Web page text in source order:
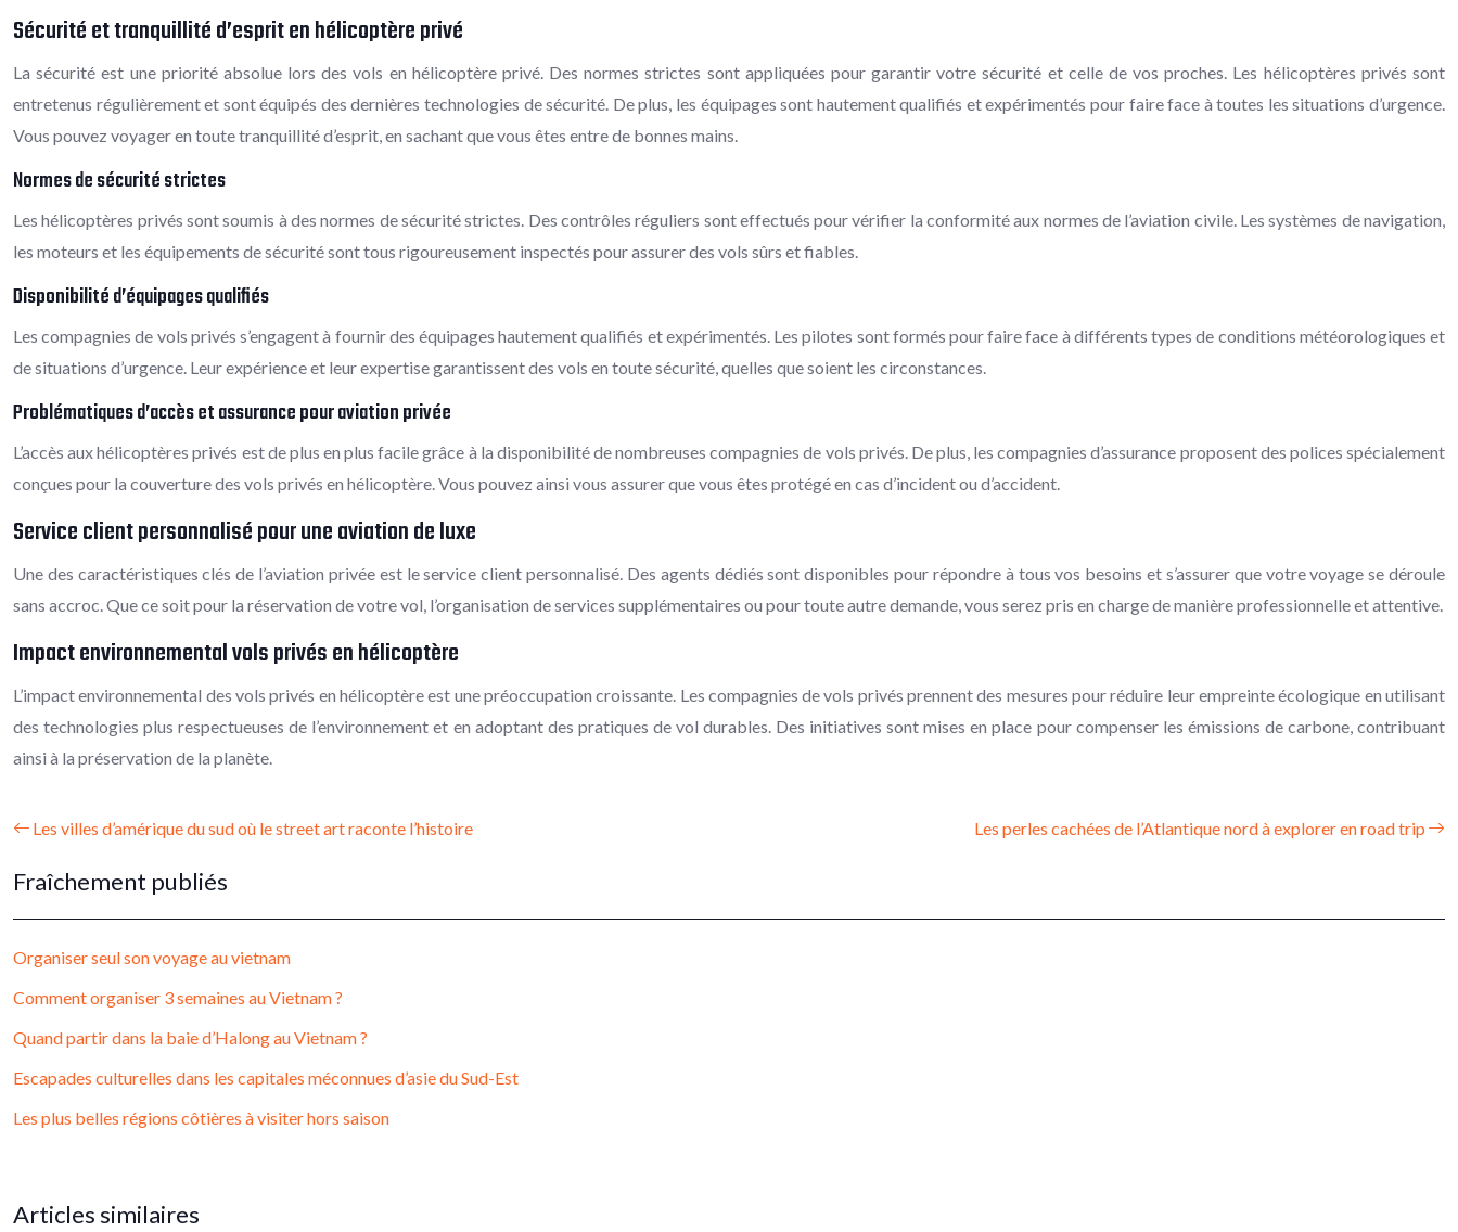
Sécurité et tranquillité d’esprit en hélicoptère privé
La sécurité est une priorité absolue lors des vols en hélicoptère privé. Des normes strictes sont appliquées pour garantir votre sécurité et celle de vos proches. Les hélicoptères privés sont
entretenus régulièrement et sont équipés des dernières technologies de sécurité. De plus, les équipages sont hautement qualifiés et expérimentés pour faire face à toutes les situations d’urgence.
Vous pouvez voyager en toute tranquillité d’esprit, en sachant que vous êtes entre de bonnes mains.
Normes de sécurité strictes
Les hélicoptères privés sont soumis à des normes de sécurité strictes. Des contrôles réguliers sont effectués pour vérifier la conformité aux normes de l’aviation civile. Les systèmes de navigation,
les moteurs et les équipements de sécurité sont tous rigoureusement inspectés pour assurer des vols sûrs et fiables.
Disponibilité d’équipages qualifiés
Les compagnies de vols privés s’engagent à fournir des équipages hautement qualifiés et expérimentés. Les pilotes sont formés pour faire face à différents types de conditions météorologiques et
de situations d’urgence. Leur expérience et leur expertise garantissent des vols en toute sécurité, quelles que soient les circonstances.
Problématiques d’accès et assurance pour aviation privée
L’accès aux hélicoptères privés est de plus en plus facile grâce à la disponibilité de nombreuses compagnies de vols privés. De plus, les compagnies d’assurance proposent des polices spécialement
conçues pour la couverture des vols privés en hélicoptère. Vous pouvez ainsi vous assurer que vous êtes protégé en cas d’incident ou d’accident.
Service client personnalisé pour une aviation de luxe
Une des caractéristiques clés de l’aviation privée est le service client personnalisé. Des agents dédiés sont disponibles pour répondre à tous vos besoins et s’assurer que votre voyage se déroule
sans accroc. Que ce soit pour la réservation de votre vol, l’organisation de services supplémentaires ou pour toute autre demande, vous serez pris en charge de manière professionnelle et attentive.
Impact environnemental vols privés en hélicoptère
L’impact environnemental des vols privés en hélicoptère est une préoccupation croissante. Les compagnies de vols privés prennent des mesures pour réduire leur empreinte écologique en utilisant
des technologies plus respectueuses de l’environnement et en adoptant des pratiques de vol durables. Des initiatives sont mises en place pour compenser les émissions de carbone, contribuant
ainsi à la préservation de la planète.
Les villes d’amérique du sud où le street art raconte l’histoire Les perles cachées de l’Atlantique nord à explorer en road trip
Fraîchement publiés
Organiser seul son voyage au vietnam
Comment organiser 3 semaines au Vietnam ?
Quand partir dans la baie d’Halong au Vietnam ?
Escapades culturelles dans les capitales méconnues d’asie du Sud-Est
Les plus belles régions côtières à visiter hors saison
Articles similaires